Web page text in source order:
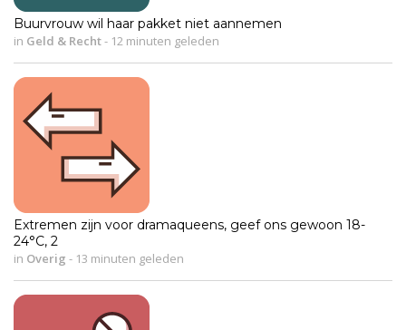
Buurvrouw wil haar pakket niet aannemen
in Geld & Recht- 12 minuten geleden
Extremen zijn voor dramaqueens, geef ons gewoon 18-
24°C, 2
in Overig - 13 minuten geleden